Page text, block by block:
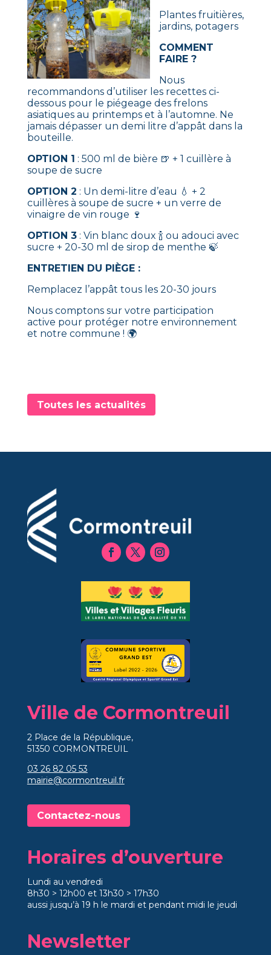
Plantes fruitières,
jardins, potagers
COMMENT
FAIRE ?
Nous
recommandons d’utiliser les recettes ci-
dessous pour le piégeage des frelons
asiatiques au printemps et à l’automne. Ne
jamais dépasser un demi litre d’appât dans la
bouteille.
OPTION 1 : 500 ml de bière 🍺 + 1 cuillère à
soupe de sucre
OPTION 2 : Un demi-litre d’eau 💧 + 2
cuillères à soupe de sucre + un verre de
vinaigre de vin rouge 🍷
OPTION 3: Vin blanc doux 🍾 ou adouci avec
sucre + 20-30 ml de sirop de menthe 🍃
ENTRETIEN DU PIÈGE :
Remplacez l’appât tous les 20-30 jours
Nous comptons sur votre participation
active pour protéger notre environnement
et notre commune ! 🌍
Toutes les actualités
Ville de Cormontreuil
2 Place de la République,
51350 CORMONTREUIL
03 26 82 05 53
mairie@cormontreuil.fr
Contactez-nous
Horaires d’ouverture
Lundi au vendredi
8h30 > 12h00 et 13h30 > 17h30
aussi jusqu’à 19 h le mardi et pendant midi le jeudi
Newsletter